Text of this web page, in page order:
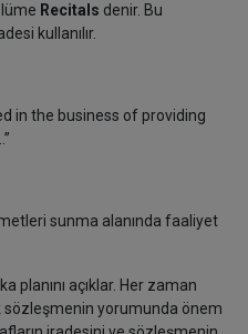
Recitals denir. Bu
kullanılır.
in the business of providing
sunma alanında faaliyet
planını açıklar. Her zaman
yorumunda önem